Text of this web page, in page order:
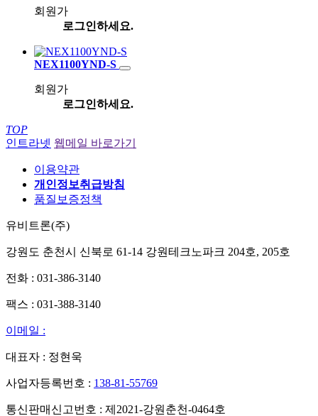
회원가
로그인하세요.
NEX1100YND-S
회원가
로그인하세요.
TOP
인트라넷 웹메일 바로가기
이용약관
개인정보취급방침
품질보증정책
유비트론(주)
강원도 춘천시 신북로 61-14 강원테크노파크 204호, 205호
전화 : 031-386-3140
팩스 : 031-388-3140
이메일 :
대표자 : 정현욱
사업자등록번호 : 138-81-55769
통신판매신고번호 : 제2021-강원춘천-0464호